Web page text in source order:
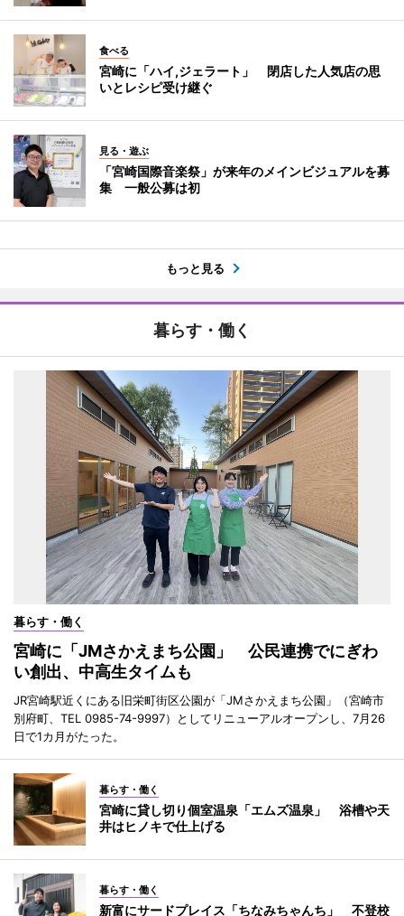
食べる
宮崎に「ハイ,ジェラート」 閉店した人気店の思
いとレシピ受け継ぐ
見る・遊ぶ
「宮崎国際音楽祭」が来年のメインビジュアルを募
集 一般公募は初
もっと見る
暮らす・働く
暮らす・働く
宮崎に「JMさかえまち公園」 公民連携でにぎわ
い創出、中高生タイムも
JR宮崎駅近くにある旧栄町街区公園が「JMさかえまち公園」（宮崎市
別府町、TEL 0985-74-9997）としてリニューアルオープンし、7月26
日で1カ月がたった。
暮らす・働く
宮崎に貸し切り個室温泉「エムズ温泉」 浴槽や天
井はヒノキで仕上げる
暮らす・働く
新富にサードプレイス「ちなみちゃんち」 不登校